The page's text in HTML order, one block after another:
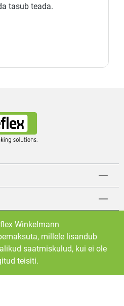
tasub teada.
Winkelmann
millele lisandub
saatmiskulud, kui ei ole
teisiti.